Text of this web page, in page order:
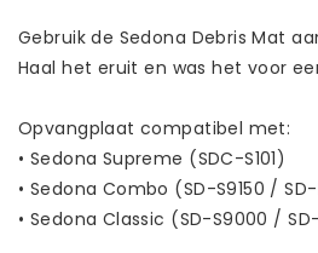
Gebruik de Sedona Debris Mat
Haal het eruit en was het voor
Opvangplaat compatibel met:
• Sedona Supreme (SDC-S101)
• Sedona Combo (SD-S9150 / SD-
• Sedona Classic (SD-S9000 /